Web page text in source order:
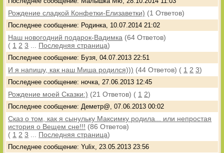
Рождение сладкой Конфетки-Елизаветки) (1 Ответов)
Последнее сообщение: Родинка, 10.07.2014 21:02
Наш новогодний подарок-Вадимка (64 Ответов)
( 1 2 3 Последняя страница)
Последнее сообщение: Бузя, 04.07.2013 22:51
И я напишу, как наш Миша родился))) (44 Ответов) ( 1 2 3)
Последнее сообщение: ночка, 27.06.2013 12:45
Рождение моей Сказки:) (21 Ответов) ( 1 2)
Последнее сообщение: Деметр@, 07.06.2013 00:02
Сказ о том, как я сынульку Максимку родила... или непростая
история о Вещем сне!!! (86 Ответов)
( 1 2 3 Последняя страница)
Последнее сообщение: Yulix, 23.05.2013 23:56